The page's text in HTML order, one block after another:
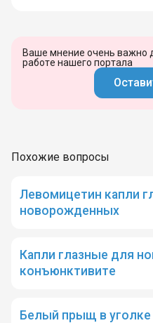
Ваше мнение очень важно
работе нашего портала
Похожие вопросы
Левомицетин капли
новорожденных
Капли глазные для
конъюнктивите
Белый прыщ в уголке